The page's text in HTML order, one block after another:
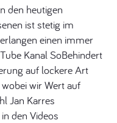
den heutigen
ist stetig im
einen immer
Kanal SoBehindert
auf lockere Art
wir Wert auf
Jan Karres
den Videos